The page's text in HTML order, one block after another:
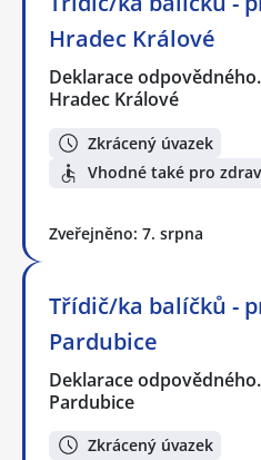
Hradec Králové
Deklarace
Hradec Králové
Zkrácený úvazek
Vhodné také pro
Zveřejněno: 7. srpna
Třídič/ka balíčků -
Pardubice
Deklarace
Pardubice
Zkrácený úvazek